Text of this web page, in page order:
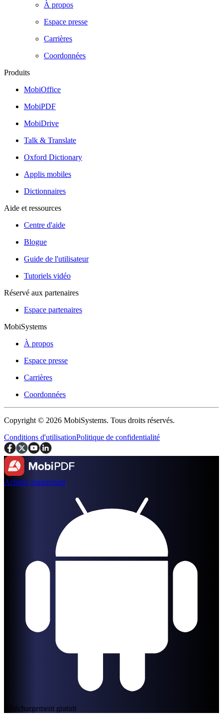
À propos
Espace presse
Carrières
Coordonnées
Produits
MobiOffice
MobiPDF
MobiDrive
Talk & Translate
Oxford Dictionary
Applis mobiles
Dictionnaires
Aide et ressources
Centre d'aide
Blogue
Guide de l'utilisateur
Tutoriels vidéo
Réservé aux partenaires
Espace partenaires
MobiSystems
À propos
Espace presse
Carrières
Coordonnées
Copyright © 2026 MobiSystems. Tous droits réservés.
Conditions d'utilisationPolitique de confidentialité
Acheter maintenant
Téléchargement gratuit